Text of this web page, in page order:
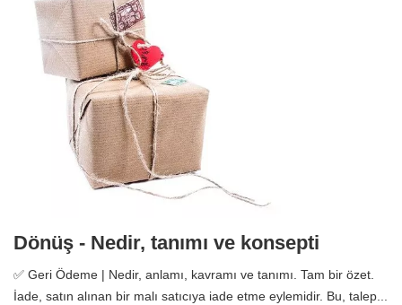
Dönüş - Nedir, tanımı ve konsepti
✅ Geri Ödeme | Nedir, anlamı, kavramı ve tanımı. Tam bir özet.
İade, satın alınan bir malı satıcıya iade etme eylemidir. Bu, talep...